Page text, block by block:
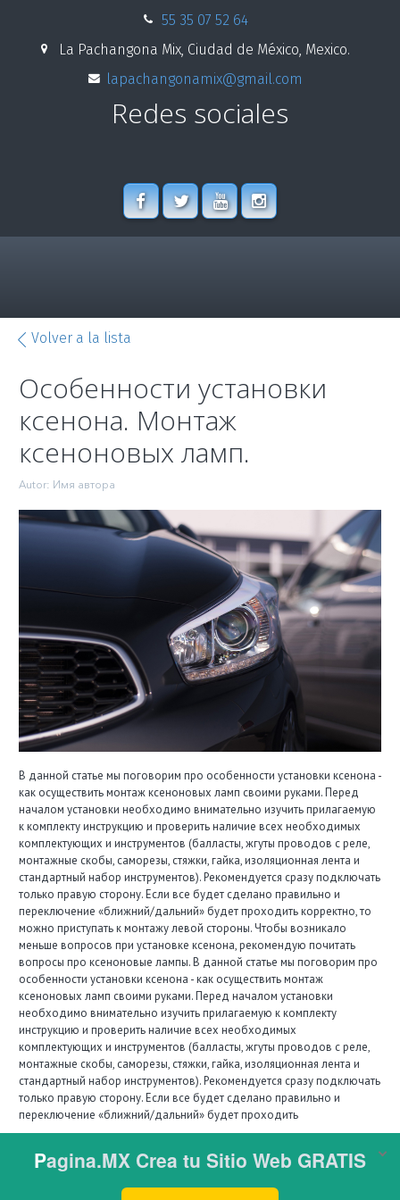
55 35 07 52 64
La Pachangona Mix, Ciudad de México, Mexico.
lapachangonamix@gmail.com
Redes sociales
Volver a la lista
Особенности установки
ксенона. Монтаж
ксеноновых ламп.
Autor: Имя автора
В данной статье мы поговорим про особенности установки ксенона -
как осуществить монтаж ксеноновых ламп своими руками. Перед
началом установки необходимо внимательно изучить прилагаемую
к комплекту инструкцию и проверить наличие всех необходимых
комплектующих и инструментов (балласты, жгуты проводов с реле,
монтажные скобы, саморезы, стяжки, гайка, изоляционная лента и
стандартный набор инструментов). Рекомендуется сразу подключать
только правую сторону. Если все будет сделано правильно и
переключение «ближний/дальний» будет проходить корректно, то
можно приступать к монтажу левой стороны. Чтобы возникало
меньше вопросов при установке ксенона, рекомендую почитать
вопросы про ксеноновые лампы. В данной статье мы поговорим про
особенности установки ксенона - как осуществить монтаж
ксеноновых ламп своими руками. Перед началом установки
необходимо внимательно изучить прилагаемую к комплекту
инструкцию и проверить наличие всех необходимых
комплектующих и инструментов (балласты, жгуты проводов с реле,
монтажные скобы, саморезы, стяжки, гайка, изоляционная лента и
стандартный набор инструментов). Рекомендуется сразу подключать
только правую сторону. Если все будет сделано правильно и
переключение «ближний/дальний» будет проходить
возникало меньше вопросов при установке ксенона, рекомендую
почитать вопросы про ксеноновые лампы.